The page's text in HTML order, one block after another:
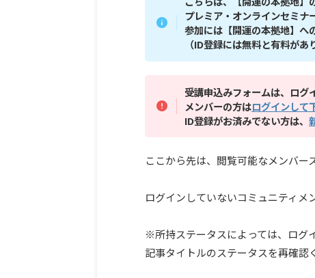
プレミア・オンラインセミナ
参加には【開運の本拠地】へ
（ID登録には無料と有料が
受講申込みフォームは、ログ
メンバーの方はログインして
ID登録がお済みでない方は、
ここから先は、閲覧可能なメンバー
ログインしていないコミュニティメ
※所持ステータスによっては、ログ
記事タイトルのステータスを再確認